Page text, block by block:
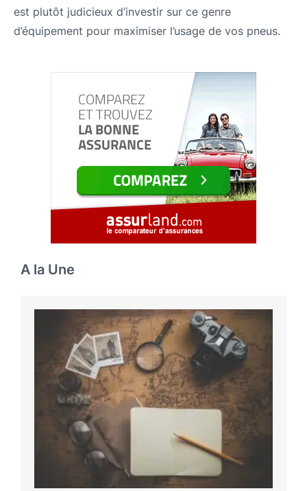
est plutôt judicieux d’investir sur ce genre
d’équipement pour maximiser l’usage de vos pneus.
A la Une